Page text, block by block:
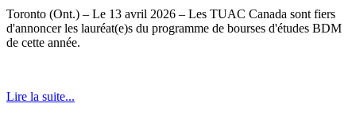
Toronto (Ont.) – Le 13 avril 2026 – Les TUAC Canada sont fiers
d'annoncer les lauréat(e)s du programme de bourses d'études BDM
de cette année.
Lire la suite...